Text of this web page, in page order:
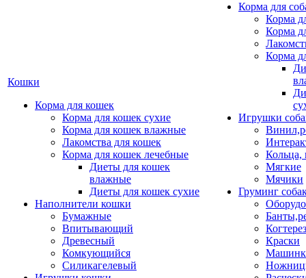
Кошки
Корма для кошек
Корма для кошек сухие
Корма для кошек влажные
Лакомства для кошек
Корма для кошек лечебные
Диеты для кошек
влажные
Диеты для кошек сухие
Наполнители кошки
Бумажные
Впитывающий
Древесный
Комкующийся
Силикагелевый
Корма для
Корма
Корма
Корма
Игрушки
Кольца,
Мягкие
Мячики
Груминг
Краски